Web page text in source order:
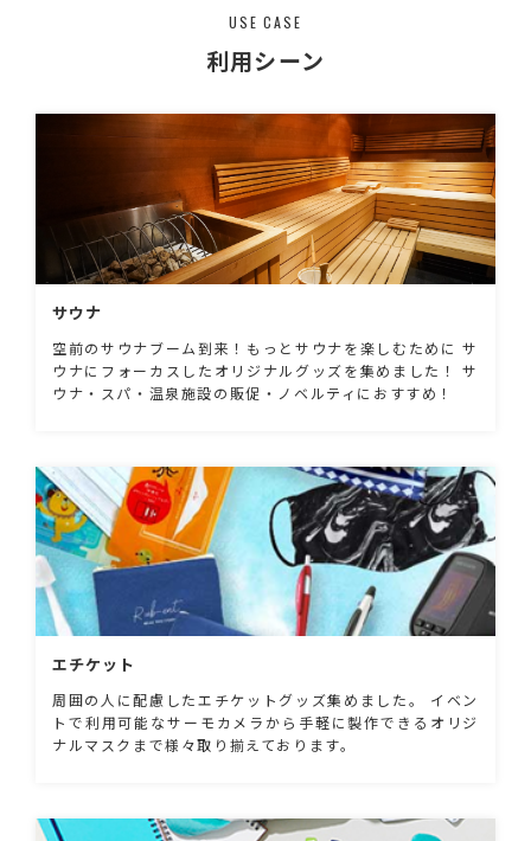
USE CASE
利用シーン
サウナ
空前のサウナブーム到来！もっとサウナを楽しむために サ
ウナにフォーカスしたオリジナルグッズを集めました！ サ
ウナ・スパ・温泉施設の販促・ノベルティにおすすめ！
エチケット
周囲の人に配慮したエチケットグッズ集めました。 イベン
トで利用可能なサーモカメラから手軽に製作できるオリジ
ナルマスクまで様々取り揃えております。